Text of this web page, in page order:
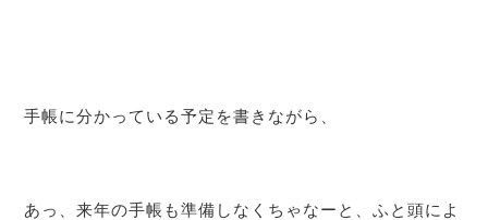
手帳に分かっている予定を書きながら、
あっ、来年の手帳も準備しなくちゃなーと、ふと頭によ